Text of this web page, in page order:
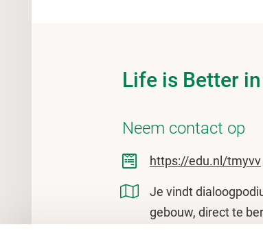
Life is Better
Neem contact op
https://edu.nl/tmyvv
Je vindt
gebouw, direct te